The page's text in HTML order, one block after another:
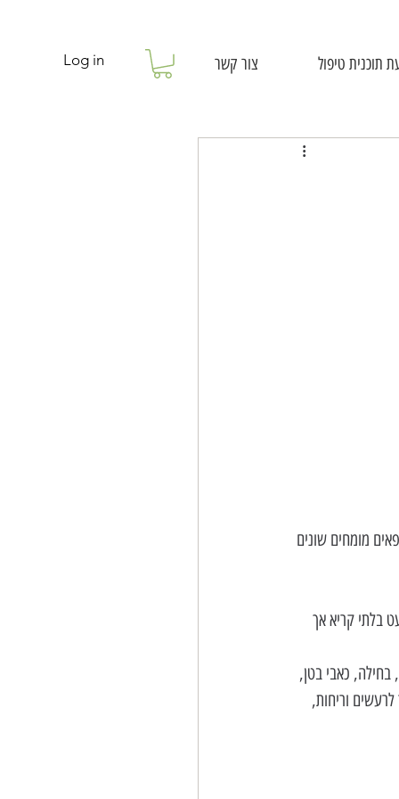
Log in תוכנית טיפול צור קשר
הגיע למרפאתו של רופא פונקציונלי, כשהוא מטופל ב- 7 תרופות שונות שניתנו לו ע"י 5 רופאים מומחים שונים
בלתי קריא אך
בחילה, כאבי בטן,
וריחות,